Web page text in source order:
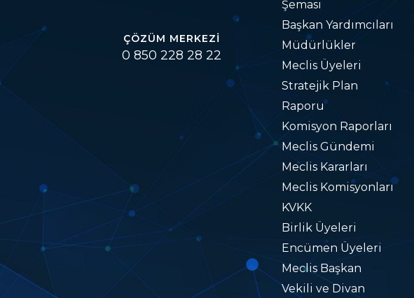
ÇÖZÜM MERKEZI
0 850 228 28 22
Şeması
Başkan Yardımcıları
Müdürlükler
Meclis Üyeleri
Stratejik Plan
Raporu
Komisyon Raporları
Meclis Gündemi
Meclis Kararları
Meclis Komisyonları
KVKK
Birlik Üyeleri
Encümen Üyeleri
Meclis Başkan
Vekili ve Divan